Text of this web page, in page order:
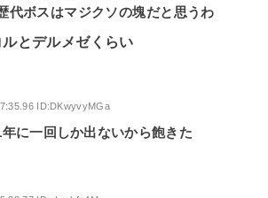
代ボスはマジクソの塊だと思うわ
とデルメゼくらい
ID:DKwyvyMGa
に一回しか出ないから飽きた